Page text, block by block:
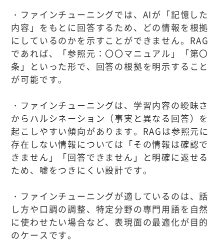
・ファインチューニングでは、AIが「記憶した
内容」をもとに回答するため、どの情報を根拠
にしているのかを示すことができません。RAG
であれば、「参照元：〇〇マニュアル」「第〇
条」といった形で、回答の根拠を明示すること
が可能です。
・ファインチューニングは、学習内容の曖昧さ
からハルシネーション（事実と異なる回答）を
起こしやすい傾向があります。RAGは参照元に
存在しない情報については「その情報は確認で
きません」「回答できません」と明確に返せる
ため、嘘をつきにくい設計です。
・ファインチューニングが適しているのは、話
し方や口調の調整、特定分野の専門用語を自然
に使わせたい場合など、表現面の最適化が目的
のケースです。